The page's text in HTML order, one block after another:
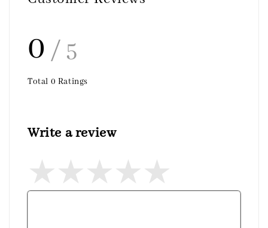
0 / 5
Total 0 Ratings
Write a review